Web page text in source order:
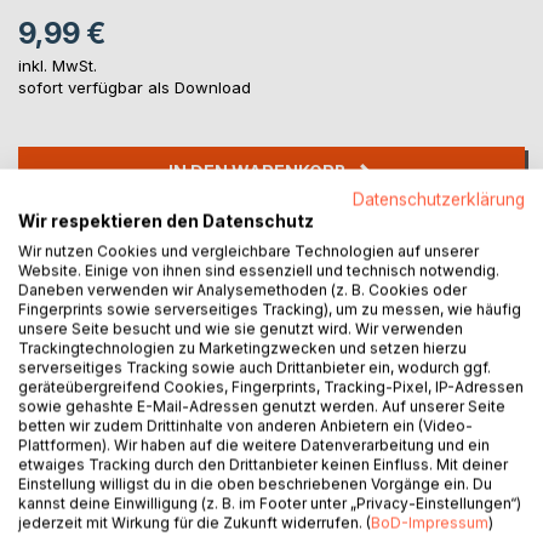
9,99 €
inkl. MwSt.
sofort verfügbar als Download
IN DEN WARENKORB
Auf die Merkliste
Titel bewerten
BESCHREIBUNG
Dies ist die Geschichte von Asta. Eine junge Frau die ihr
Datenschutzerklärung
Wir respektieren den Datenschutz
Wir nutzen Cookies und vergleichbare Technologien auf unserer
Website. Einige von ihnen sind essenziell und technisch notwendig.
Daneben verwenden wir Analysemethoden (z. B. Cookies oder
Fingerprints sowie serverseitiges Tracking), um zu messen, wie häufig
unsere Seite besucht und wie sie genutzt wird. Wir verwenden
Trackingtechnologien zu Marketingzwecken und setzen hierzu
serverseitiges Tracking sowie auch Drittanbieter ein, wodurch ggf.
geräteübergreifend Cookies, Fingerprints, Tracking-Pixel, IP-Adressen
sowie gehashte E-Mail-Adressen genutzt werden. Auf unserer Seite
betten wir zudem Drittinhalte von anderen Anbietern ein (Video-
Plattformen). Wir haben auf die weitere Datenverarbeitung und ein
etwaiges Tracking durch den Drittanbieter keinen Einfluss. Mit deiner
Einstellung willigst du in die oben beschriebenen Vorgänge ein. Du
kannst deine Einwilligung (z. B. im Footer unter „Privacy-Einstellungen“)
jederzeit mit Wirkung für die Zukunft widerrufen. (BoD-Impressum)